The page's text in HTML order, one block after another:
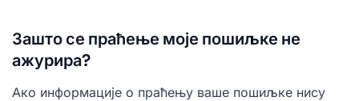
Зашто се праћење моје пошиљке не
ажурира?
Ако информације о праћењу ваше пошиљке нису